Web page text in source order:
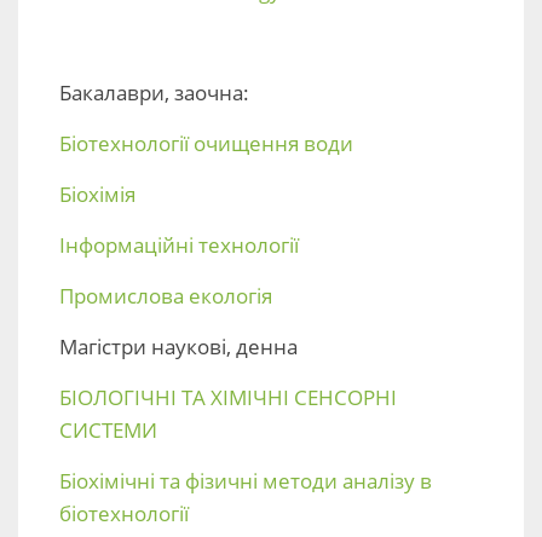
Бакалаври, заочна:
Біотехнології очищення води
Біохімія
Інформаційні технології
Промислова екологія
Магістри наукові, денна
БІОЛОГІЧНІ ТА ХІМІЧНІ СЕНСОРНІ
СИСТЕМИ
Біохімічні та фізичні методи аналізу в
біотехнології